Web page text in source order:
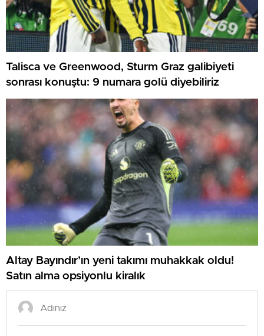
Talisca ve Greenwood, Sturm Graz galibiyeti
sonrası konuştu: 9 numara golü diyebiliriz
Altay Bayındır’ın yeni takımı muhakkak oldu!
Satın alma opsiyonlu kiralık